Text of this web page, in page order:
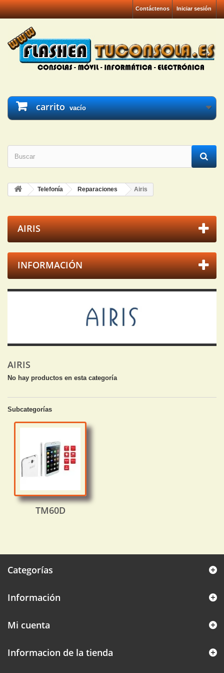
Iniciar sesión
Contáctenos
carrito vacío
Telefonía Reparaciones Airis
AIRIS
INFORMACIÓN
AIRIS
No hay productos en esta categoría
Subcategorías
TM60D
Categorías
Información
Mi cuenta
Informacion de la tienda